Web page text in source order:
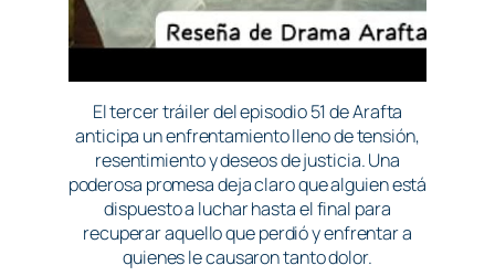
El tercer tráiler del episodio 51 de Arafta
anticipa un enfrentamiento lleno de tensión,
resentimiento y deseos de justicia. Una
poderosa promesa deja claro que alguien está
dispuesto a luchar hasta el final para
recuperar aquello que perdió y enfrentar a
quienes le causaron tanto dolor.